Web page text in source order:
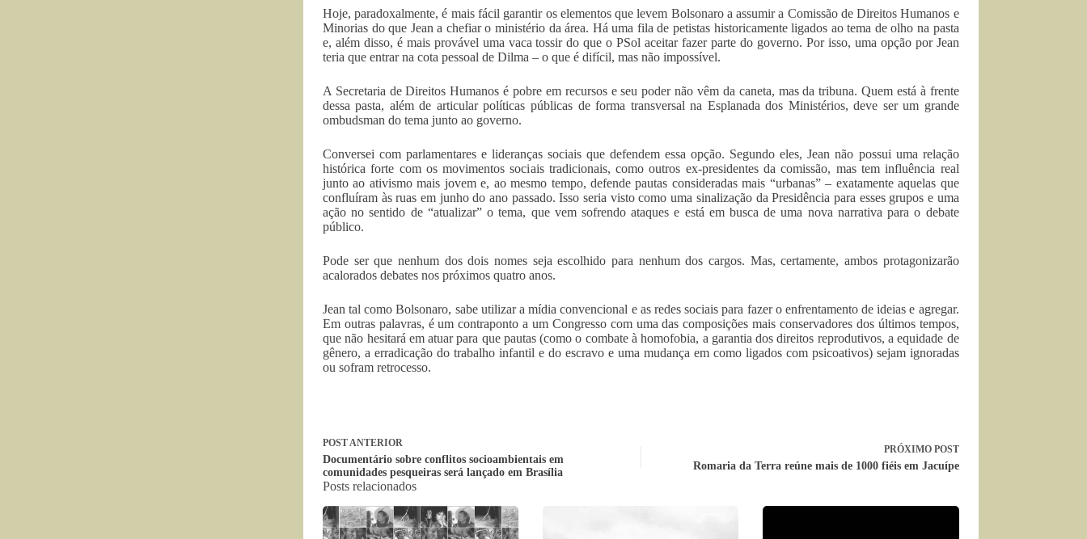
Hoje, paradoxalmente, é mais fácil garantir os elementos que levem Bolsonaro a assumir a Comissão de Direitos Humanos e
Minorias do que Jean a chefiar o ministério da área. Há uma fila de petistas historicamente ligados ao tema de olho na pasta
e, além disso, é mais provável uma vaca tossir do que o PSol aceitar fazer parte do governo. Por isso, uma opção por Jean
teria que entrar na cota pessoal de Dilma – o que é difícil, mas não impossível.
A Secretaria de Direitos Humanos é pobre em recursos e seu poder não vêm da caneta, mas da tribuna. Quem está à frente
dessa pasta, além de articular políticas públicas de forma transversal na Esplanada dos Ministérios, deve ser um grande
ombudsman do tema junto ao governo.
Conversei com parlamentares e lideranças sociais que defendem essa opção. Segundo eles, Jean não possui uma relação
histórica forte com os movimentos sociais tradicionais, como outros ex-presidentes da comissão, mas tem influência real
junto ao ativismo mais jovem e, ao mesmo tempo, defende pautas consideradas mais “urbanas” – exatamente aquelas que
confluíram às ruas em junho do ano passado. Isso seria visto como uma sinalização da Presidência para esses grupos e uma
ação no sentido de “atualizar” o tema, que vem sofrendo ataques e está em busca de uma nova narrativa para o debate
público.
Pode ser que nenhum dos dois nomes seja escolhido para nenhum dos cargos. Mas, certamente, ambos protagonizarão
acalorados debates nos próximos quatro anos.
Jean tal como Bolsonaro, sabe utilizar a mídia convencional e as redes sociais para fazer o enfrentamento de ideias e agregar.
Em outras palavras, é um contraponto a um Congresso com uma das composições mais conservadores dos últimos tempos,
que não hesitará em atuar para que pautas (como o combate à homofobia, a garantia dos direitos reprodutivos, a equidade de
gênero, a erradicação do trabalho infantil e do escravo e uma mudança em como ligados com psicoativos) sejam ignoradas
ou sofram retrocesso.
POSTANTERIOR
Documentário sobre conflitos socioambientais em
comunidades pesqueiras será lançado em Brasília
PRÓXIMO POST
Romaria da Terra reúne mais de 1000 fiéis em Jacuípe
Posts relacionados